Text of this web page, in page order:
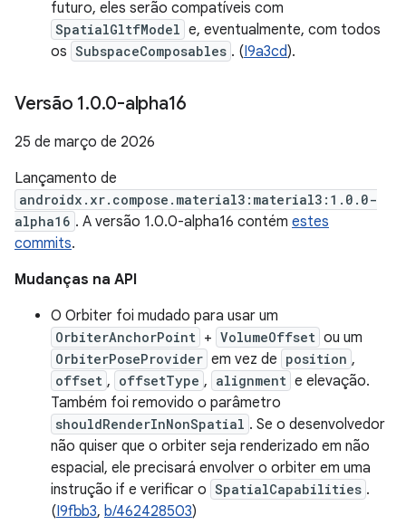
futuro, eles serão compatíveis com
SpatialGltfModel e, eventualmente, com todos
os SubspaceComposables . (I9a3cd).
Versão 1.0.0-alpha16
25 de março de 2026
Lançamento de
androidx.xr.compose.material3:material3:1.0.0-
alpha16 . A versão 1.0.0-alpha16 contém estes
commits.
Mudanças na API
O Orbiter foi mudado para usar um
OrbiterAnchorPoint + VolumeOffset ou um
OrbiterPoseProvider em vez de position ,
offset , offsetType , alignment e elevação.
Também foi removido o parâmetro
shouldRenderInNonSpatial . Se o desenvolvedor
não quiser que o orbiter seja renderizado em não
espacial, ele precisará envolver o orbiter em uma
instrução if e verificar o SpatialCapabilities .
(I9fbb3, b/462428503)